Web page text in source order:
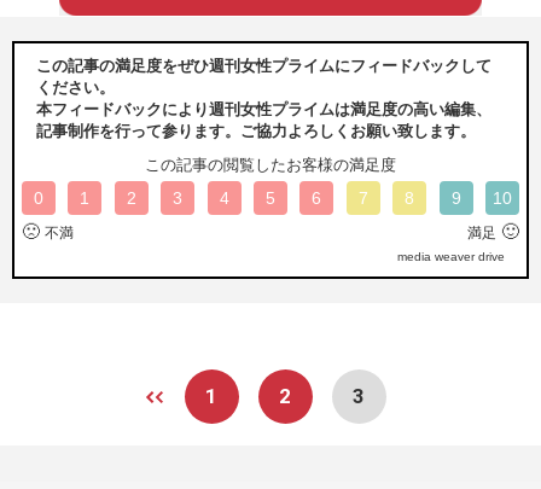
この記事の満足度をぜひ週刊女性プライムにフィードバックして
ください。
本フィードバックにより週刊女性プライムは満足度の高い編集、
記事制作を行って参ります。ご協力よろしくお願い致します。
この記事の閲覧したお客様の満足度
0 1 2 3 4 5 6 7 8 9 10
🙁 不満 満足 🙂
media weaver drive
1 2 3